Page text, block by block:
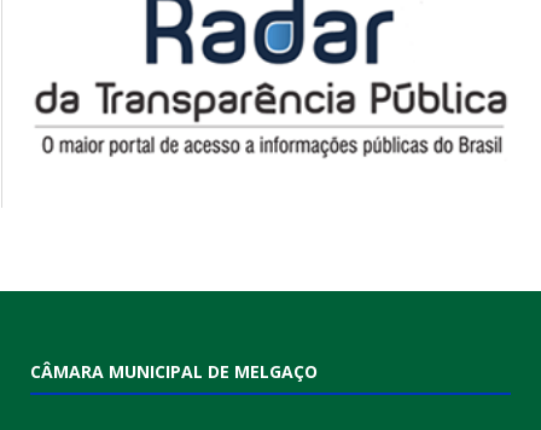
CÂMARA MUNICIPAL DE MELGAÇO